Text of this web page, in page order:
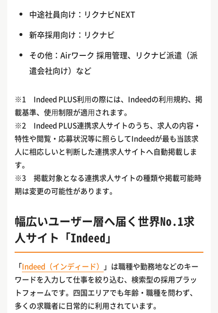
中途社員向け：リクナビNEXT
新卒採用向け：リクナビ
その他：Airワーク 採用管理、リクナビ派遣（派
遣会社向け）など
※1 Indeed PLUS利⽤の際には、Indeedの利⽤規約、掲
載基準、使⽤制限が適⽤されます。
※2 Indeed PLUS連携求人サイトのうち、求人の内容・
特性や閲覧・応募状況等に照らしてIndeedが最も当該求
人に相応しいと判断した連携求人サイトへ自動掲載しま
す。
※3 掲載対象となる連携求人サイトの種類や掲載可能時
期は変更の可能性があります。
幅広いユーザー層へ届く世界No.1求
人サイト「Indeed」
「Indeed（インディード）
」は職種や勤務地などのキー
ワードを入力して仕事を絞り込む、検索型の採用プラッ
トフォームです。四国エリアでも年齢・職種を問わず、
多くの求職者に日常的に利用されています。